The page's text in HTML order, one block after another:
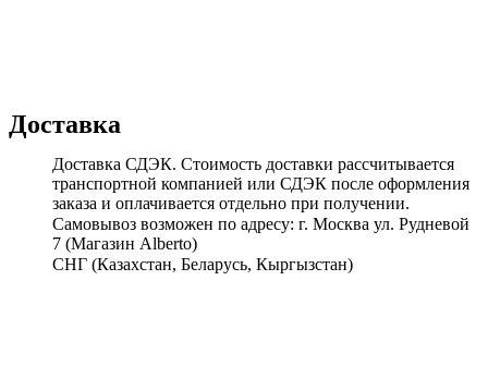
Доставка
Доставка СДЭК. Стоимость доставки рассчитывается
транспортной компанией или СДЭК после оформления
заказа и оплачивается отдельно при получении.
Самовывоз возможен по адресу: г. Москва ул. Рудневой
7 (Магазин Alberto)
СНГ (Казахстан, Беларусь, Кыргызстан)